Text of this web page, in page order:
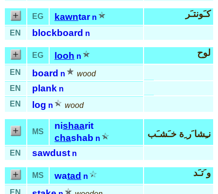
EG kawntar n كـَونتـَر
EN blockboard n
EG looh n لوح
EN board n
wood
EN
plank n
EN
log n wood
MS
nishaarit
chashab n نـِشا َر ِة خـَشـَب
EN sawdust n
MS watad n و َتـَد